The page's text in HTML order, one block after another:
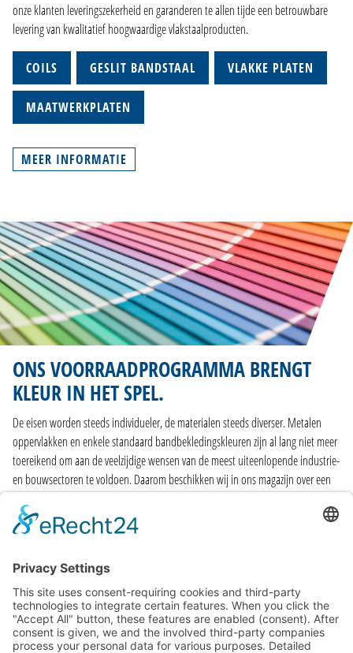
onze klanten leveringszekerheid en garanderen te allen tijde een betrouwbare
levering van kwalitatief hoogwaardige vlakstaalproducten.
COILS GESLIT BANDSTAAL VLAKKE PLATEN
MAATWERKPLATEN
MEER INFORMATIE
ONS VOORRAADPROGRAMMA BRENGT
KLEUR IN HET SPEL.
De eisen worden steeds individueler, de materialen steeds diverser. Metalen
oppervlakken en enkele standaard bandbekledingskleuren zijn al lang niet meer
toereikend om aan de veelzijdige wensen van de meest uiteenlopende industrie-
en bouwsectoren te voldoen. Daarom beschikken wij in ons magazijn over een
grote keuze aan oppervlakken en kan er voor bandbekledingsmaterialen uit
meer dan 140 gangbare RAL-kleuren worden gekozen. Ook de snelle en
ongecompliceerde beschikbaarheid speelt een grote rol.
MEER INFORMATIE